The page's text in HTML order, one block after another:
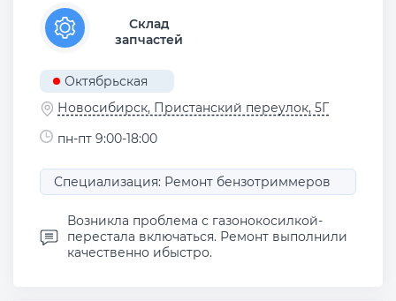
Склад
запчастей
Октябрьская
Новосибирск, Пристанский переулок, 5Г
пн-пт 9:00-18:00
Специализация: Ремонт бензотриммеров
Возникла проблема с газонокосилкой-
перестала включаться. Ремонт выполнили
качественно ибыстро.